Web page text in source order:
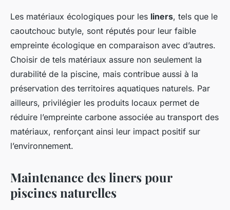
Les matériaux écologiques pour les liners, tels que le
caoutchouc butyle, sont réputés pour leur faible
empreinte écologique en comparaison avec d’autres.
Choisir de tels matériaux assure non seulement la
durabilité de la piscine, mais contribue aussi à la
préservation des territoires aquatiques naturels. Par
ailleurs, privilégier les produits locaux permet de
réduire l’empreinte carbone associée au transport des
matériaux, renforçant ainsi leur impact positif sur
l’environnement.
Maintenance des liners pour
piscines naturelles